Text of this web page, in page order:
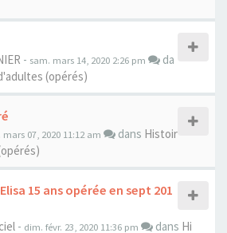
- sam. mars 14, 2020 2:26 pm
da
(opérés)
mars 07, 2020 11:12 am dans Histoir
15 ans opérée en sept 201
- dim. févr. 23, 2020 11:36 pm dans Hi